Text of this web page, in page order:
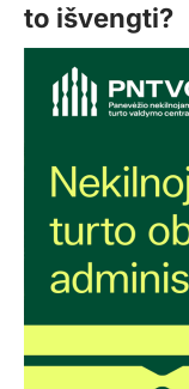
to išvengti?